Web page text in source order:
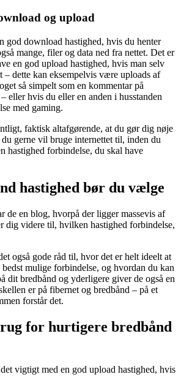
og upload
god download hastighed, hvis du henter
mange, filer og data ned fra nettet. Det er
en god upload hastighed, hvis man selv
– dette kan eksempelvis være uploads af
så simpelt som en kommentar på
eller hvis du eller en anden i husstanden
med gaming.
faktisk altafgørende, at du gør dig nøje
gerne vil bruge internettet til, inden du
hastighed forbindelse, du skal have
hastighed bør du vælge
de en blog, hvorpå der ligger massevis af
dig videre til, hvilken hastighed forbindelse,
også gode råd til, hvor det er helt ideelt at
mulige forbindelse, og hvordan du kan
dit bredbånd og yderligere giver de også en
er på fibernet og bredbånd – på et
forstår det.
for hurtigere bredbånd
vigtigt med en god upload hastighed, hvis